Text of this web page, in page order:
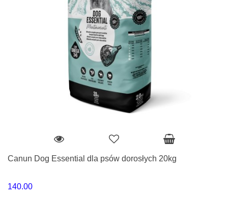
Canun Dog Essential dla psów dorosłych 20kg
140.00